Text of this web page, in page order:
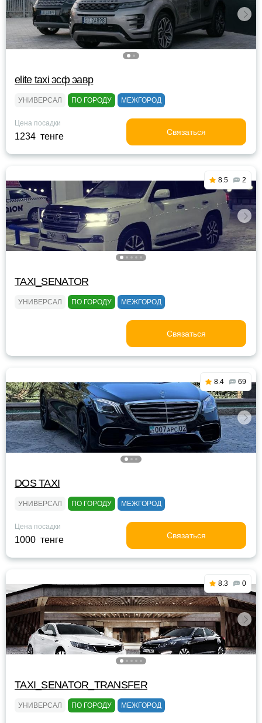
elite taxi эсф эавр
УНИВЕРСАЛ ПО ГОРОДУ МЕЖГОРОД
Цена посадки
1234 тенге Связаться
8.5 2
TAXI_SENATOR
УНИВЕРСАЛ ПО ГОРОДУ МЕЖГОРОД
Связаться
8.4 69
DOS TAXI
УНИВЕРСАЛ ПО ГОРОДУ МЕЖГОРОД
Цена посадки
1000 тенге Связаться
8.3 0
TAXI_SENATOR_TRANSFER
УНИВЕРСАЛ ПО ГОРОДУ МЕЖГОРОД